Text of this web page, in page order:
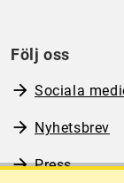
Följ oss
Sociala
Nyhetsbrev
Press